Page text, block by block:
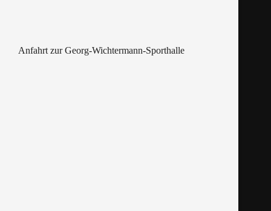
Anfahrt zur Georg-Wichtermann-Sporthalle